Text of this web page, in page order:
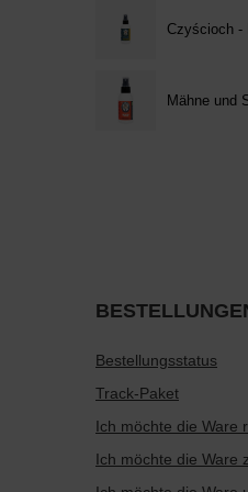
Czyścioch -
Mähne und
Bestellungsstatus
Track-Paket
Ich möchte die Ware
Ich möchte die Ware